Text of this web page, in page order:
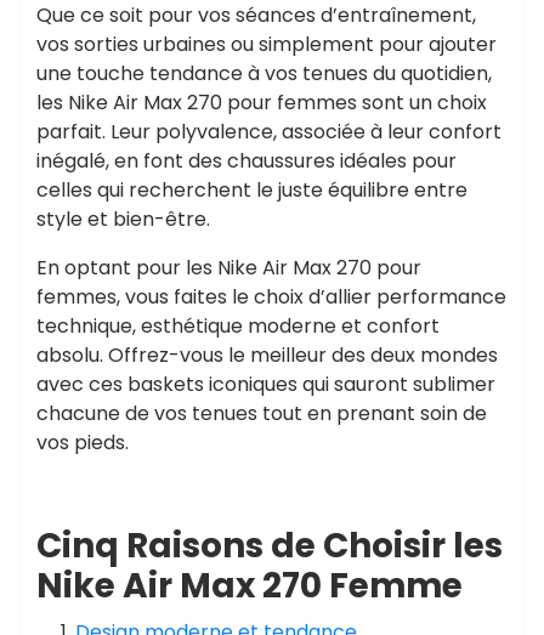
Que ce soit pour vos séances d’entraînement,
vos sorties urbaines ou simplement pour ajouter
une touche tendance à vos tenues du quotidien,
les Nike Air Max 270 pour femmes sont un choix
parfait. Leur polyvalence, associée à leur confort
inégalé, en font des chaussures idéales pour
celles qui recherchent le juste équilibre entre
style et bien-être.
En optant pour les Nike Air Max 270 pour
femmes, vous faites le choix d’allier performance
technique, esthétique moderne et confort
absolu. Offrez-vous le meilleur des deux mondes
avec ces baskets iconiques qui sauront sublimer
chacune de vos tenues tout en prenant soin de
vos pieds.
Cinq Raisons de Choisir les
Nike Air Max 270 Femme